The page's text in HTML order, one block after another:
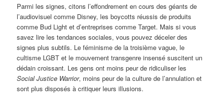
Parmi les signes, citons l’effondrement en cours des géants de
l’audiovisuel comme Disney, les boycotts réussis de produits
comme Bud Light et d’entreprises comme Target. Mais si vous
savez lire les tendances sociales, vous pouvez déceler des
signes plus subtils. Le féminisme de la troisième vague, le
cultisme LGBT et le mouvement transgenre insensé suscitent un
dédain croissant. Les gens ont moins peur de ridiculiser les
Social Justice Warrior, moins peur de la culture de l’annulation et
sont plus disposés à critiquer leurs illusions.